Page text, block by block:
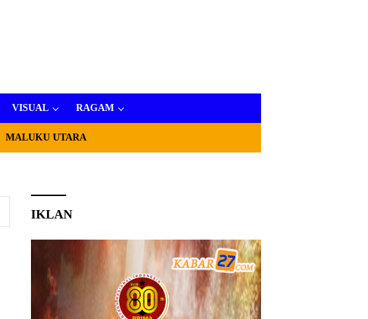
VISUAL RAGAM
MALUKU UTARA
IKLAN